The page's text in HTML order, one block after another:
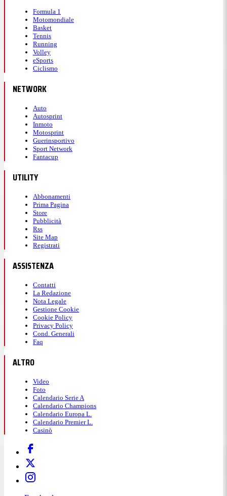
Formula 1
Motomondiale
Basket
Tennis
Running
Volley
eSports
Ciclismo
NETWORK
Auto
Autosprint
Inmoto
Motosprint
Guerinsportivo
Sport Network
Fantacup
UTILITY
Abbonamenti
Prima Pagina
Store
Pubblicità
Rss
Site Map
Registrati
ASSISTENZA
Contatti
La Redazione
Nota Legale
Gestione Cookie
Cookie Policy
Privacy Policy
Cond. Generali
Faq
ALTRO
Video
Foto
Calendario Serie A
Calendario Champions
Calendario Europa L.
Calendario Premier L.
Casinò